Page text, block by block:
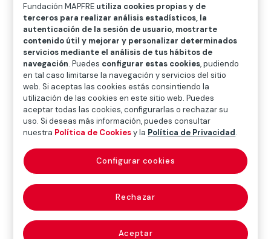
control de seguros
(insurance control)
Vigilancia y fiscalización de las entidades
aseguradoras y demás entes o personas sometidos a
un organismo de la Administración Estatal. En España,
el control corresponde a la Dirección General de
Seguros y Fondos de Pensiones, dependiente del
Ministerio de Economía y Hacienda. Según los países,
de Seguros, etc.
Fundación MAPFRE utiliza cookies propias y de
terceros para realizar análisis estadísticos, la
autenticación de la sesión de usuario, mostrarte
contenido útil y mejorar y personalizar determinados
servicios mediante el análisis de tus hábitos de
navegación. Puedes configurar estas cookies, pudiendo
en tal caso limitarse la navegación y servicios del sitio
web. Si aceptas las cookies estás consintiendo la
utilización de las cookies en este sitio web. Puedes
aceptar todas las cookies, configurarlas o rechazar su
uso. Si deseas más información, puedes consultar
nuestra Política de Cookiesy la Política de Privacidad.
Rechazar
Aceptar
Configurar cookies